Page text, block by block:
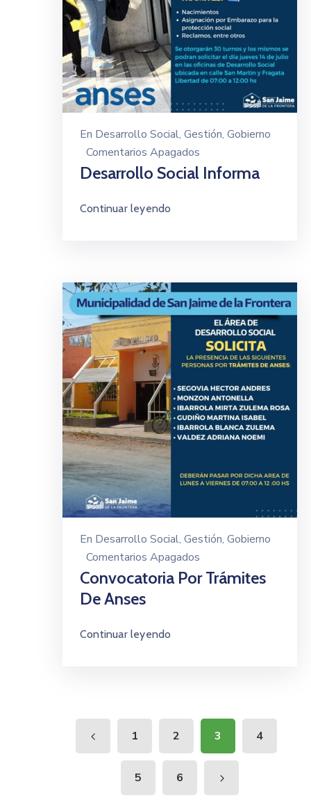
En Desarrollo Social‚ Gestión‚ Gobierno
Comentarios Apagados
Desarrollo Social Informa
Continuar leyendo
En Desarrollo Social‚ Gestión‚ Gobierno
Comentarios Apagados
Convocatoria Por Trámites
De Anses
Continuar leyendo
1 2 3 4
5 6